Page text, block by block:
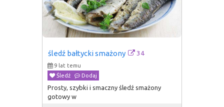
śledź bałtycki smażony 34
9 lat temu
Śledź
Dodaj
Prosty, szybki i smaczny śledź smażony
gotowy w